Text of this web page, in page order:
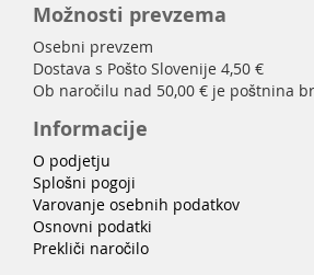
Možnosti prevzema
Osebni prevzem
Dostava s Pošto Slovenije 4,50 €
Ob naročilu nad 50,00 € je poštnina
Informacije
O podjetju
Splošni pogoji
Varovanje osebnih podatkov
Osnovni podatki
Prekliči naročilo